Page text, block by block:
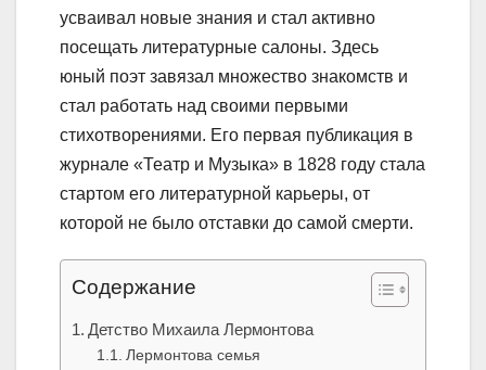
усваивал новые знания и стал активно
посещать литературные салоны. Здесь
юный поэт завязал множество знакомств и
стал работать над своими первыми
стихотворениями. Его первая публикация в
журнале «Театр и Музыка» в 1828 году стала
стартом его литературной карьеры, от
которой не было отставки до самой смерти.
Содержание
Детство Михаила Лермонтова
Лермонтова семья